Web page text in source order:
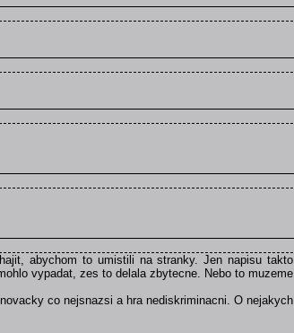
abychom to umistili na stranky. Jen napisu takto
vypadat, zes to delala zbytecne. Nebo to muzeme
co nejsnazsi a hra nediskriminacni. O nejakych